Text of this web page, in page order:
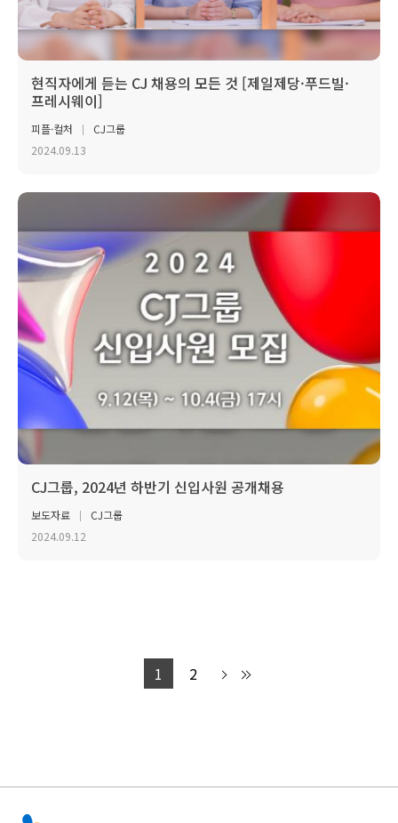
현직자에게 듣는 CJ 채용의 모든 것 [제일제당·푸드빌·
프레시웨이]
피플·컬처
CJ그룹
2024.09.13
CJ그룹, 2024년 하반기 신입사원 공개채용
보도자료
CJ그룹
2024.09.12
1 2